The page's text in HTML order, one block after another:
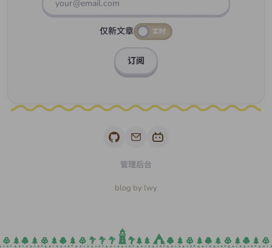
仅新文章 实时
订阅
管理后台
blog by lwy